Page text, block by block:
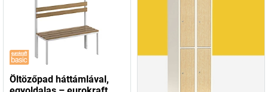
Öltözőpad háttámlával,